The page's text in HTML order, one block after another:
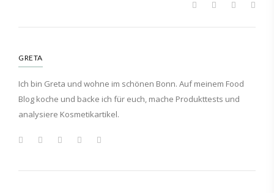
GRETA
Ich bin Greta und wohne im schönen Bonn. Auf meinem Food
Blog koche und backe ich für euch, mache Produkttests und
analysiere Kosmetikartikel.